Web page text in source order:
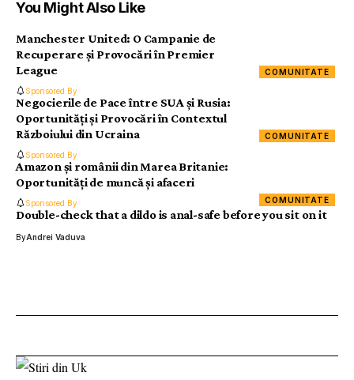
You Might Also Like
COMUNITATE
Manchester United: O Campanie de
Recuperare și Provocări în Premier
League
Sponsored By
COMUNITATE
Negocierile de Pace între SUA și Rusia:
Oportunități și Provocări în Contextul
Războiului din Ucraina
Sponsored By
COMUNITATE
Amazon și românii din Marea Britanie:
Oportunități de muncă și afaceri
Sponsored By
Double-check that a dildo is anal-safe before you sit on it
ByAndrei Vaduva